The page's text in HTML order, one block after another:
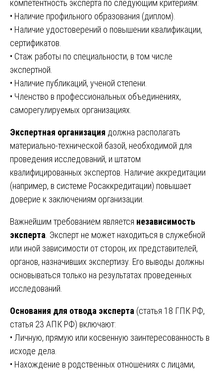
компетентность эксперта по следующим критериям:
• Наличие профильного образования (диплом).
• Наличие удостоверений о повышении квалификации,
сертификатов.
• Стаж работы по специальности, в том числе
экспертной.
• Наличие публикаций, ученой степени.
• Членство в профессиональных объединениях,
саморегулируемых организациях.
Экспертная организация должна располагать
материально-технической базой, необходимой для
проведения исследований, и штатом
квалифицированных экспертов. Наличие аккредитации
(например, в системе Росаккредитации) повышает
доверие к заключениям организации.
Важнейшим требованием является независимость
эксперта . Эксперт не может находиться в служебной
или иной зависимости от сторон, их представителей,
органов, назначивших экспертизу. Его выводы должны
основываться только на результатах проведенных
исследований.
Основания для отвода эксперта (статья 18 ГПК РФ,
статья 23 АПК РФ) включают:
• Личную, прямую или косвенную заинтересованность в
исходе дела.
• Нахождение в родственных отношениях с лицами,